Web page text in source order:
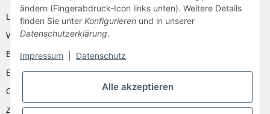
Layher Videos und Downloads
WAKÜ
Ernst
Euroline
Günzburger
Zarges
ändern (Fingerabdruck-Icon links unten). Weitere Details
finden Sie unter Konfigurieren und in unserer
Datenschutzerklärung.
Impressum Datenschutz
Alle akzeptieren